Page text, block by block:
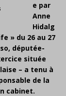
e par
Anne
Hidalg
» du 26 au 27
députée-
située
– a tenu à
de la
cabinet.